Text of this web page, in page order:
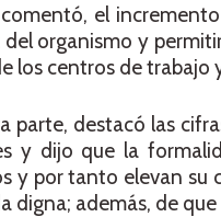
el
del organismo y
los centros de trabajo
parte, destacó las
y dijo que la
y por tanto elevan su
digna; además, de